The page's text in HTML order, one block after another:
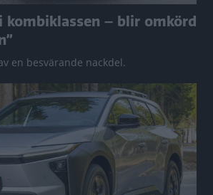
kombiklassen – blir omkörd
en besvärande nackdel.